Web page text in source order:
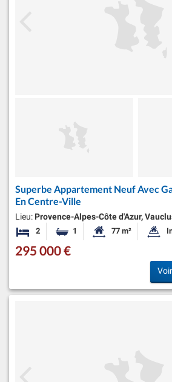
Superbe Appartement Neuf Avec
En Centre-Ville
Lieu: Provence-Alpes-Côte d'Azur,
2 Chambres1 Salle de bainSurface
77 m²
295 000 €